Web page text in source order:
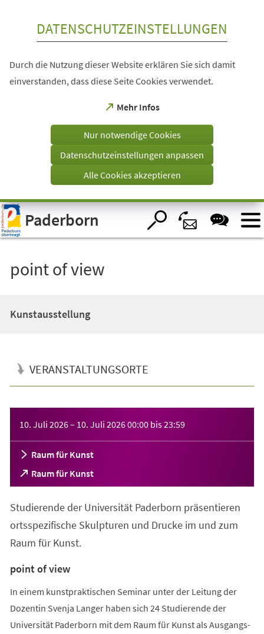
Visuelle
Assistenzsoftware
öffnen.
DATENSCHUTZEINSTELLUNGEN
Durch die Nutzung dieser Website erklären Sie sich damit
einverstanden, dass diese Seite Cookies verwendet.
Mehr Infos
(Öffnet
einem
Tab)
Nur notwendige Cookies
Datenschutzeinstellungen anpassen
Alle Cookies akzeptieren
Paderborn
point of view
Kunstausstellung
VERANSTALTUNGSORTE
10. Juli 2026– 10. Juli 202600:00 bis23:59
Raum für Kunst
Raum für Kunst
(Öffnet
in
neuen
Tab)
Studierende der Universität Paderborn präsentieren
ortsspezifische Skulpturen und Drucke im und zum
Raum für Kunst.
point of view
In einem kunstpraktischen Seminar unter der Leitung der
Dozentin Svenja Langer haben sich 24 Studierende der
Universität Paderborn mit dem Raum für Kunst als Ausgangs-